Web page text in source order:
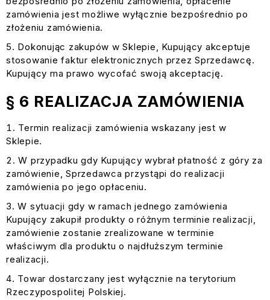
zamówienia jest możliwe wyłącznie bezpośrednio po
złożeniu zamówienia.
Dokonując zakupów w Sklepie, Kupujący akceptuje
stosowanie faktur elektronicznych przez Sprzedawcę.
Kupujący ma prawo wycofać swoją akceptację.
§ 6 REALIZACJA ZAMÓWIENIA
Termin realizacji zamówienia wskazany jest w
Sklepie.
W przypadku gdy Kupujący wybrał płatność z góry za
zamówienie, Sprzedawca przystąpi do realizacji
zamówienia po jego opłaceniu.
W sytuacji gdy w ramach jednego zamówienia
Kupujący zakupił produkty o różnym terminie realizacji,
zamówienie zostanie zrealizowane w terminie
właściwym dla produktu o najdłuższym terminie
realizacji.
Towar dostarczany jest wyłącznie na terytorium
Rzeczypospolitej Polskiej.